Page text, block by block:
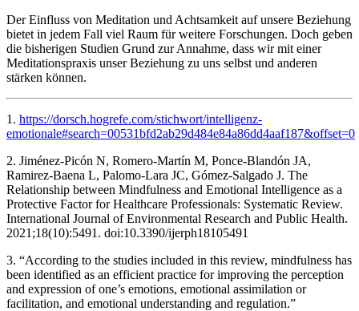
Der Einfluss von Meditation und Achtsamkeit auf unsere Beziehung
bietet in jedem Fall viel Raum für weitere Forschungen. Doch geben
die bisherigen Studien Grund zur Annahme, dass wir mit einer
Meditationspraxis unser Beziehung zu uns selbst und anderen
stärken können.
1. https://dorsch.hogrefe.com/stichwort/intelligenz-
emotionale#search=00531bfd2ab29d484e84a86dd4aaf187&offset=0
2. Jiménez-Picón N, Romero-Martín M, Ponce-Blandón JA,
Ramirez-Baena L, Palomo-Lara JC, Gómez-Salgado J. The
Relationship between Mindfulness and Emotional Intelligence as a
Protective Factor for Healthcare Professionals: Systematic Review.
International Journal of Environmental Research and Public Health.
2021;18(10):5491. doi:10.3390/ijerph18105491
3. “According to the studies included in this review, mindfulness has
been identified as an efficient practice for improving the perception
and expression of one’s emotions, emotional assimilation or
facilitation, and emotional understanding and regulation.”